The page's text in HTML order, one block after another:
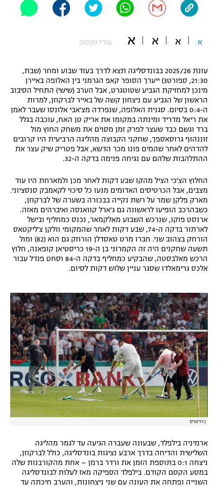
"מחצית בשכונה" – פודקאסט
משתתפים וזוכים בפרסים
תקנון משתתפים וזוכים בפרסים
תקנון עבור פעילות אלקטרה
תקנון עבור פעילות ספורט 1 – "מרלן"
טניס
גיימינג E-Sports
תנאי שימוש
מדיניות פרטיות
תקנון פעילות ספורט 1
רשיון להקרנה פומבית לבית עסק
הצטרפות לחבילת הערוצים
תגיות
המגזין
ספורט מוטורי
כדורמים
פוטבול אמריקאי NFL
בייסבול MLB
ספורט אתגרי ואקסטרים
אומנויות לחימה
גיימינג E-Sports
א א א א (גודל טקסט)
עונת 2025/26 בבונדסליגה תצא לדרך בעוד שבוע ומחר (שבת,
21:30, ספורט3) ייערך הסופר קאפ הגרמני בין האלופה באיירן
מינכן למחזיקת הגביע שטוטגרט, אבל הערב (שישי) התחיל הסיבוב
הראשון של הגביע עם ניצחון קשה של באייר לברקוזן, למרות
ה-0:4 בסיום. סגנית האלופה, שנפרדה מצ'אבי אלונסו שעבר לאמן
את ריאל מדריד ומינתה במקומו את אריק טן האח, עוכבה בגלל
ברד וגשם כבד שעצר לפרק זמן מסוים את משחק החוץ מול
זוננהוף גרוסאספך, שחקני הקבוצה מהליגה הרביעית היו קרובים
להדהים לאחר שהמים פונו מכר הדשא, אבל פטריק שיק עצר את
ההתלהבות שלהם עם נגיחה פנימה בדקה ה-32.
החלוץ הצ'כי הציל מהקו שבע דקות לאחר מכן ולמארחת היו עוד
מצבים, אבל הכרטיסים האדומים מנעו כל סיכוי לקאמבק סנסציוני.
מארק פלקן שמר על רשת נקייה בבכורה בשערה של לברקוזן,
כשבהרכב הופיעו לראשונה גם ג'ארל קוואנסה ואיברהים מאזה.
ארנסט פוקו, שנרכש השבוע מאלקמאר, נכנס כמחליף ובישל
לארתור בדקה ה-74, שבע דקות לאחר שהמקומי וולקן צ'ליקטאס
הורחק בצהוב שני. חברו מרט טאסדלן הורחק גם הוא (82) ומול
תשעה שחקנים היה זה הקמרוני בן ה-19 כריסטיאן קופאנה, חלוץ
הרכש מאלבסטה, שהבקיע כמחליף בדקה ה-84 וסחט פנדל עבור
אלכס גרימאלדו שסגר עניין שלוש דקות לסיום.
רויטרס
ארמיניה בילפלד, שבעונה שעברה הגיעה עד לגמר מהליגה
השלישית והדיחה בדרך ארבע נציגות בונדסליגה, כולל לברקוזן,
ניצחה 0:1 בתוספת הזמן את ורדר ברמן – אחת מהקורבנות שלה
במסע הקסם הקודם. בילפלד הספיקה מאז לעלות לבונדסליגה
השנייה ופתחה את העונה עם שני ניצחונות, והערב חיכתה עד